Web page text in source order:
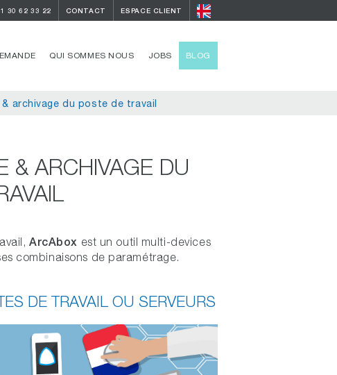
30 62 33 22 CONTACT ESPACE CLIENT
QUI SOMMES NOUS JOBS BLOG
archivage du poste de travail
& ARCHIVAGE DU
ArcAbox est un outil multi-devices
combinaisons de paramétrage.
DE TRAVAIL OU SERVEURS